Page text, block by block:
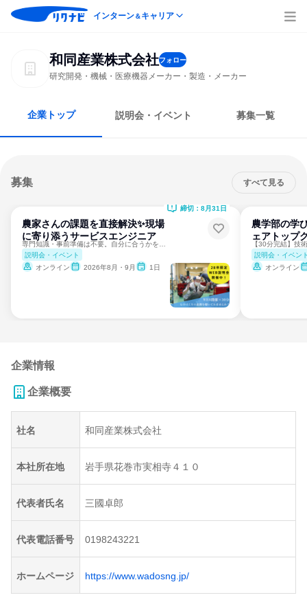
インターン＆キャリア
和同産業株式会社フォロー
研究開発・機械・医療機器メーカー・製造・メーカー
企業トップ 説明会・イベント 募集一覧
募集 すべて見る
農家さんの課題を直接解決✨現場
に寄り添うサービスエンジニア
説明会・イベント
オンライン
2026年8月・9月 1日
締切：8月31日
農学部の学
ェアトップ
説明会・イベン
オンライン
企業情報
企業概要
社名 和同産業株式会社
本社所在地 岩手県花巻市実相寺４１０
代表者氏名 三國卓郎
代表電話番号 0198243221
ホームページ https://www.wadosng.jp/